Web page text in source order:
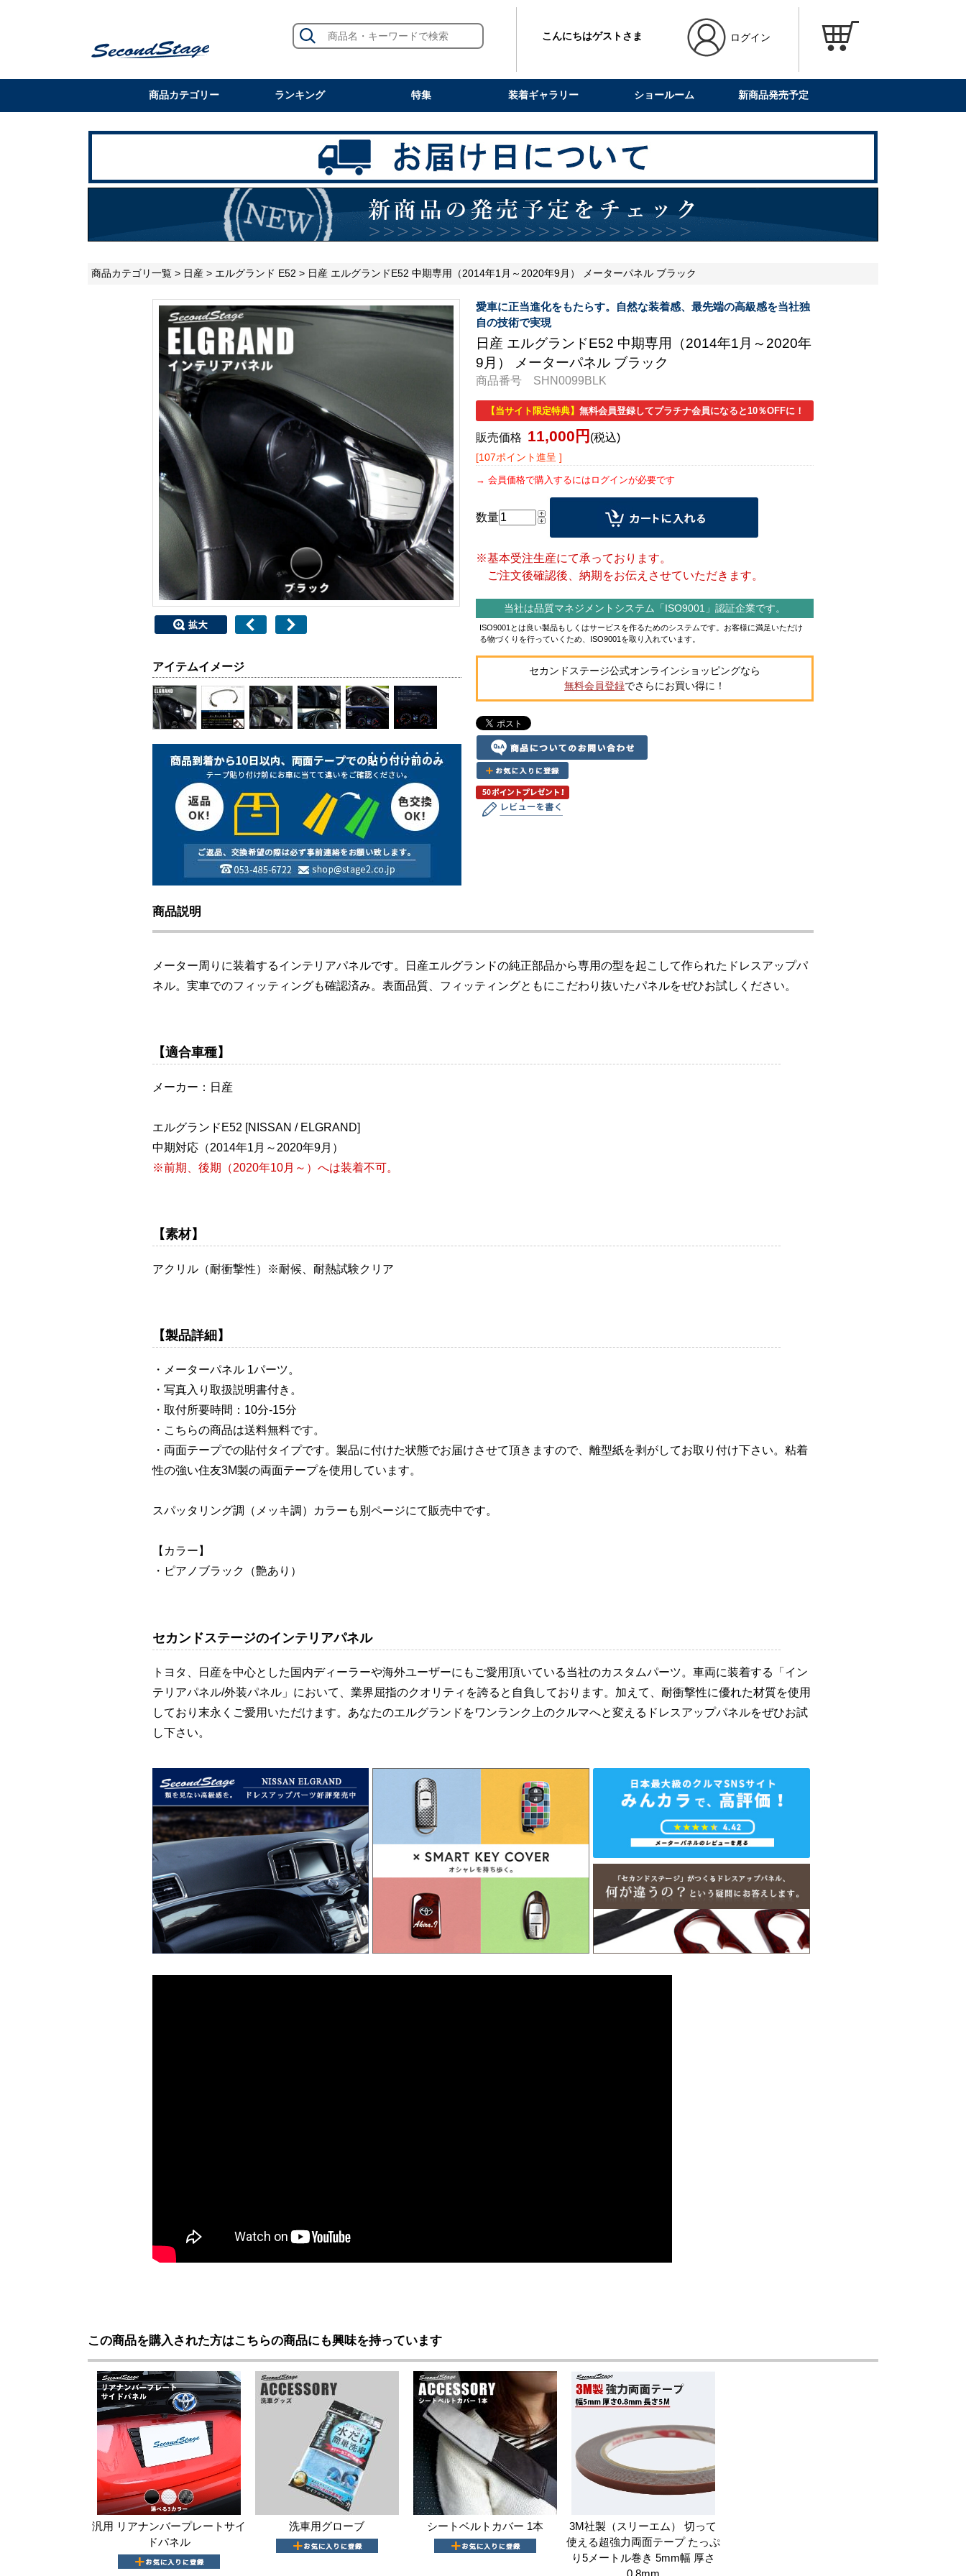
こんにちはゲストさま ログイン
商品カテゴリー ランキング 特集 装着ギャラリー ショールーム 新商品発売予定
商品カテゴリ一覧 > 日産 > エルグランド E52 > 日産 エルグランドE52 中期専用（2014年1月～2020年9月） メーターパネル ブラック
愛車に正当進化をもたらす。自然な装着感、最先端の高級感を当社独
自の技術で実現
日産 エルグランドE52 中期専用（2014年1月～2020年
9月） メーターパネル ブラック
商品番号 SHN0099BLK
【当サイト限定特典】 無料会員登録してプラチナ会員になると10％OFFに！
販売価格 11,000円 (税込)
[107ポイント進呈 ]
会員価格で購入するにはログインが必要です
数量
※基本受注生産にて承っております。
ご注文後確認後、納期をお伝えさせていただきます。
当社は品質マネジメントシステム「ISO9001」認証企業です。
ISO9001とは良い製品もしくはサービスを作るためのシステムです。お客様に満足いただけ
る物づくりを行っていくため、ISO9001を取り入れています。
セカンドステージ公式オンラインショッピングなら
無料会員登録でさらにお買い得に！
アイテムイメージ
商品説明
メーター周りに装着するインテリアパネルです。日産エルグランドの純正部品から専用の型を起こして作られたドレスアップパ
ネル。実車でのフィッティングも確認済み。表面品質、フィッティングともにこだわり抜いたパネルをぜひお試しください。
【適合車種】
メーカー：日産
エルグランドE52 [NISSAN / ELGRAND]
中期対応（2014年1月～2020年9月）
※前期、後期（2020年10月～）へは装着不可。
【素材】
アクリル（耐衝撃性）※耐候、耐熱試験クリア
【製品詳細】
・メーターパネル 1パーツ。
・写真入り取扱説明書付き。
・取付所要時間：10分-15分
・こちらの商品は送料無料です。
・両面テープでの貼付タイプです。製品に付けた状態でお届けさせて頂きますので、離型紙を剥がしてお取り付け下さい。粘着
性の強い住友3M製の両面テープを使用しています。
スパッタリング調（メッキ調）カラーも別ページにて販売中です。
【カラー】
・ピアノブラック（艶あり）
セカンドステージのインテリアパネル
トヨタ、日産を中心とした国内ディーラーや海外ユーザーにもご愛用頂いている当社のカスタムパーツ。車両に装着する「イン
テリアパネル/外装パネル」において、業界屈指のクオリティを誇ると自負しております。加えて、耐衝撃性に優れた材質を使用
しており末永くご愛用いただけます。あなたのエルグランドをワンランク上のクルマへと変えるドレスアップパネルをぜひお試
し下さい。
この商品を購入された方はこちらの商品にも興味を持っています
汎用 リアナンバープレートサイ
ドパネル
洗車用グローブ シートベルトカバー 1本
3M社製（スリーエム） 切って
使える超強力両面テープ たっぷ
り5メートル巻き 5mm幅 厚さ